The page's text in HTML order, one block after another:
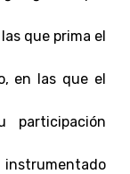
que prima el
en las que el
participación